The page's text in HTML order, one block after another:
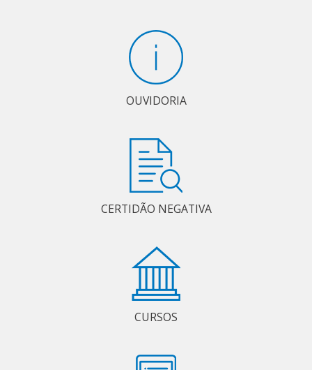
OUVIDORIA
CERTIDÃO NEGATIVA
CURSOS